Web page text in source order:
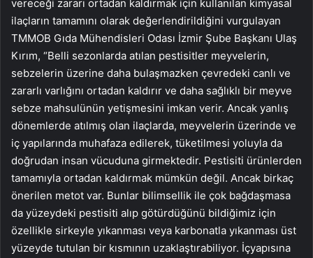
vereceği zararı ortadan kaldırmak için kullanılan kimyasal
ilaçların tamamını olarak değerlendirildiğini vurgulayan
TMMOB Gıda Mühendisleri Odası İzmir Şube Başkanı Ulaş
Kırım, “Belli sezonlarda atılan pestisitler meyvelerin,
sebzelerin üzerine daha bulaşmazken çevredeki canlı ve
zararlı varlığını ortadan kaldırır ve daha sağlıklı bir meyve
sebze mahsulünün yetişmesini imkan verir. Ancak yanlış
dönemlerde atılmış olan ilaçlarda, meyvelerin üzerinde ve
iç yapılarında muhafaza edilerek, tüketilmesi yoluyla da
doğrudan insan vücuduna girmektedir. Pestisiti ürünlerden
tamamıyla ortadan kaldırmak mümkün değil. Ancak birkaç
önerilen metot var. Bunlar bilimsellik ile çok bağdaşmasa
da yüzeydeki pestisiti alıp götürdüğünü bildiğimiz için
özellikle sirkeyle yıkanması veya karbonatla yıkanması üst
yüzeyde tutulan bir kısmının uzaklaştırabiliyor. İçyapısına